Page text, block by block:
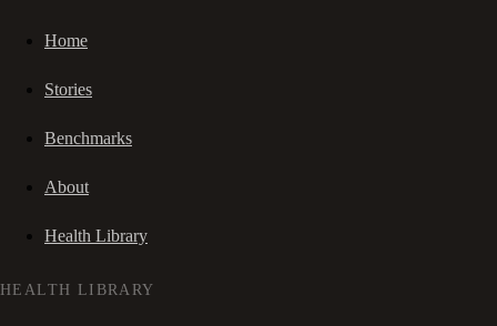
Home
Stories
Benchmarks
About
Health Library
HEALTH LIBRARY